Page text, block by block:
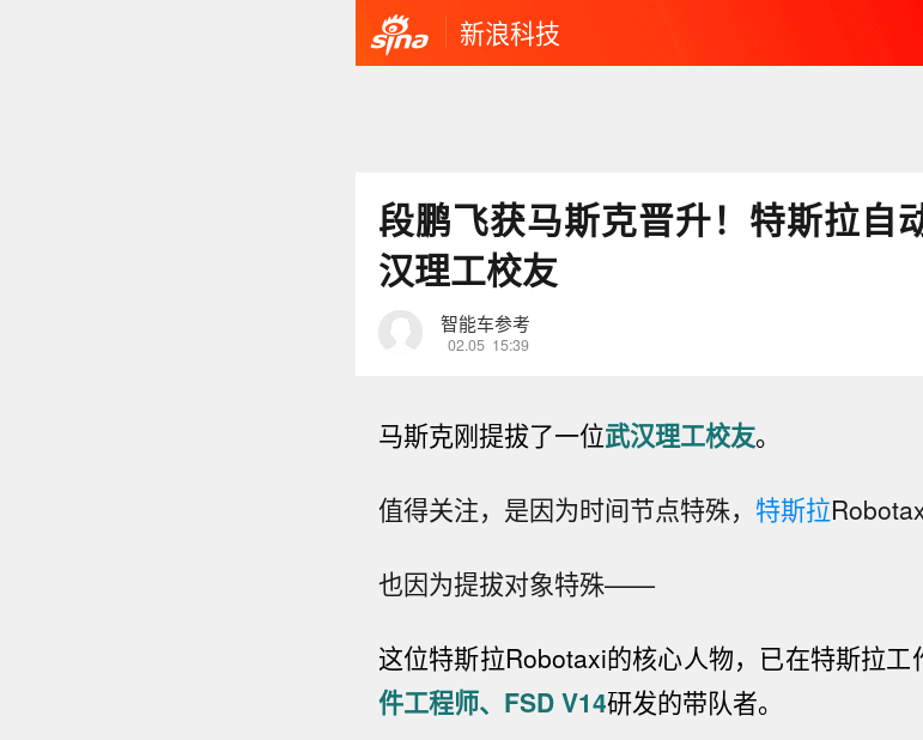
新浪科技
段鹏飞获马斯克晋升！特斯拉自
汉理工校友
智能车参考
02.05 15:39
马斯克刚提拔了一位武汉理工校友。
值得关注，是因为时间节点特殊， 特斯拉
也因为提拔对象特殊——
这位特斯拉Robotaxi的核心人物，已在特斯拉工
件工程师、FSD V14研发的带队者。